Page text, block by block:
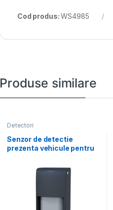
Cod produs:WS4985
Produse similare
Detectori
Senzor de detectie
prezenta vehicule pentru